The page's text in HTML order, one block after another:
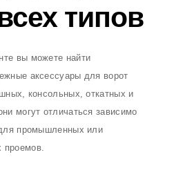
типов
вы можете найти
аксессуары для ворот
консольных, откатных и
могут отличаться зависимо
промышленных или